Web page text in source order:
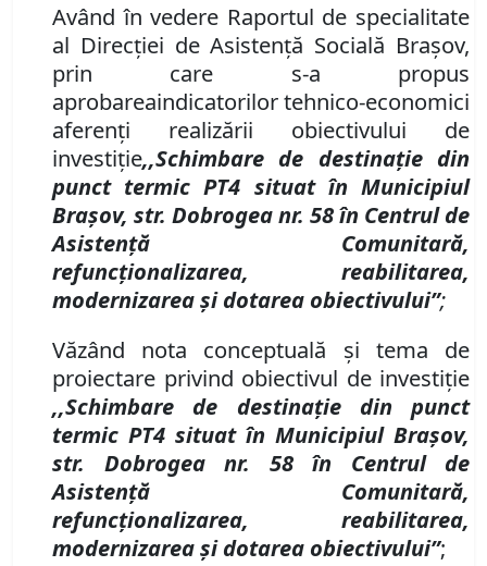
Având în vedere Raportul de specialitate
al Direcției de Asistență Socială Brașov,
prin care s-a propus
aprobareaindicatorilor tehnico-economici
aferenți realizării obiectivului de
investiție,,Schimbare de destinație din
punct termic PT4 situat în Municipiul
Brașov, str. Dobrogea nr. 58 în Centrul de
Asistență Comunitară,
refuncționalizarea, reabilitarea,
modernizarea și dotarea obiectivului”;
Văzând nota conceptuală şi tema de
proiectare privind obiectivul de investiţie
,,Schimbare de destinație din punct
termic PT4 situat în Municipiul Brașov,
str. Dobrogea nr. 58 în Centrul de
Asistență Comunitară,
refuncționalizarea, reabilitarea,
modernizarea și dotarea obiectivului”;